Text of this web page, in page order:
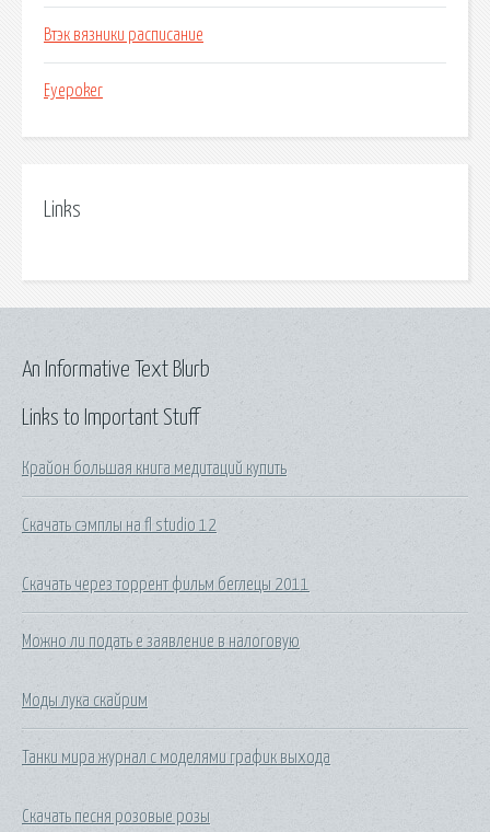
Втэк вязники расписание
Eyepoker
Links
Links to Important Stuff
Крайон большая книга медитаций купить
Скачать сэмплы на fl studio 12
Скачать через торрент фильм беглецы 2011
Можно ли подать е заявление в налоговую
Моды лука скайрим
Танки мира журнал с моделями график выхода
Скачать песня розовые розы
An Informative Text Blurb